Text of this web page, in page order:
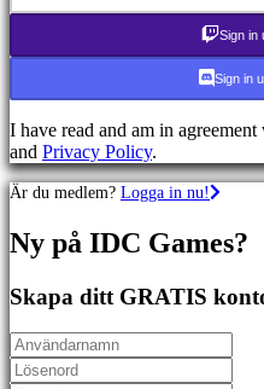
games
games
games
Fighting
games
Demonstrationer
Community
Gameplay
In-
Game
Events
Nyheter
Sign in
Sign in
I have read and am in
and Privacy Policy.
Är du medlem? Logga in nu!
Ny på IDC Games?
Skapa ditt GRATIS